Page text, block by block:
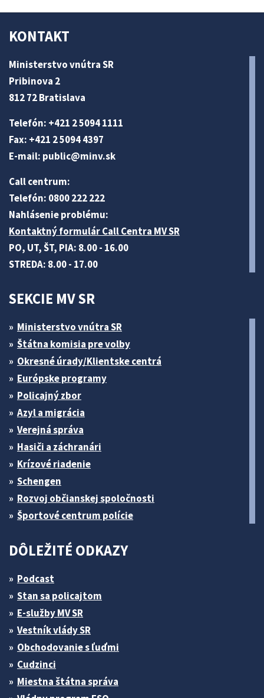
KONTAKT
Ministerstvo vnútra SR
Pribinova 2
812 72 Bratislava
Telefón: +421 2 5094 1111
Fax: +421 2 5094 4397
E-mail: public@minv.sk
Call centrum:
Telefón: 0800 222 222
Nahlásenie problému:
Kontaktný formulár Call Centra MV SR
PO, UT, ŠT, PIA: 8.00 - 16.00
STREDA: 8.00 - 17.00
SEKCIE MV SR
Ministerstvo vnútra SR
Štátna komisia pre volby
Okresné úrady/Klientske centrá
Európske programy
Policajný zbor
Azyl a migrácia
Verejná správa
Hasiči a záchranári
Krízové riadenie
Schengen
Rozvoj občianskej spoločnosti
Športové centrum polície
DÔLEŽITÉ ODKAZY
Podcast
Stan sa policajtom
E-služby MV SR
Vestník vlády SR
Obchodovanie s ľuďmi
Cudzinci
Miestna štátna správa